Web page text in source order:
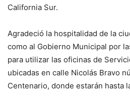
California Sur.
Agradeció la hospitalidad de la
como al Gobierno Municipal por
para utilizar las oficinas de
ubicadas en calle Nicolás Bravo
Centenario, donde estarán hasta